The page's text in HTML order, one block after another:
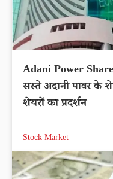
Adani Power
सस्ते अदानी पावर के
शेयरों का प्रदर्शन
Stock Market